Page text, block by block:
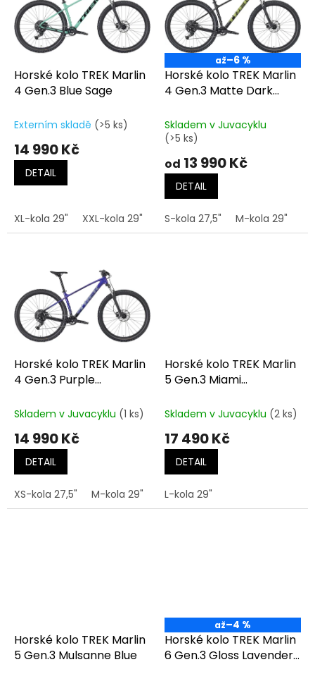
ůp
dHorské kolo TREK Marlin
4 Gen.3 Blue Sage
Externím skladě (>5 ks)
14 990 Kč
DETAIL
XL-kola 29" XXL-kola 29"
až–6 %
Horské kolo TREK Marlin
4 Gen.3 Matte Dark
Skladem v Juvacyklu
(>5 ks)
od 13 990 Kč
DETAIL
S-kola 27,5" M-kola 29"
Horské kolo TREK Marlin
4 Gen.3 Purple
Skladem v Juvacyklu (1 ks)
14 990 Kč
DETAIL
XS-kola 27,5" M-kola 29" XXL-kola 29"
Horské kolo TREK Marlin
5 Gen.3 Miami
Fade
Skladem v Juvacyklu (2 ks)
17 490 Kč
DETAIL
L-kola 29"
Horské kolo TREK Marlin
5 Gen.3 Mulsanne Blue
až–4 %
Horské kolo TREK Marlin
6 Gen.3 Gloss Lavender